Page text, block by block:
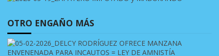
OTRO ENGAÑO MÁS